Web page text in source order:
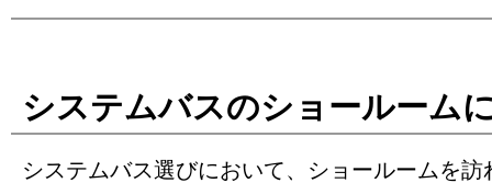
システムバスのショールーム
システムバス選びにおいて、ショールームを